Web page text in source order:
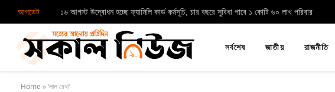
আপডেট ১৬ আগস্ট উদ্বোধন হচ্ছে ফ্যামিলি কার্ড কর্মসূচি, চার বছরে সুবিধা পাবে ১ কোটি ৬০ লাখ পরিবার
সর্বশেষ জাতীয় রাজনীতি
Home »‘লাল রেখা’